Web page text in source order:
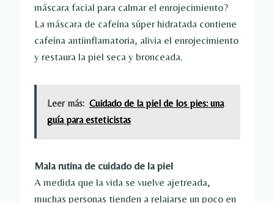
máscara facial para calmar el enrojecimiento?
La máscara de cafeína súper hidratada contiene
cafeína antiinflamatoria, alivia el enrojecimiento
y restaura la piel seca y bronceada.
Leer más: Cuidado de la piel de los pies: una
guía para esteticistas
Mala rutina de cuidado de la piel
A medida que la vida se vuelve ajetreada,
muchas personas tienden a relajarse un poco en